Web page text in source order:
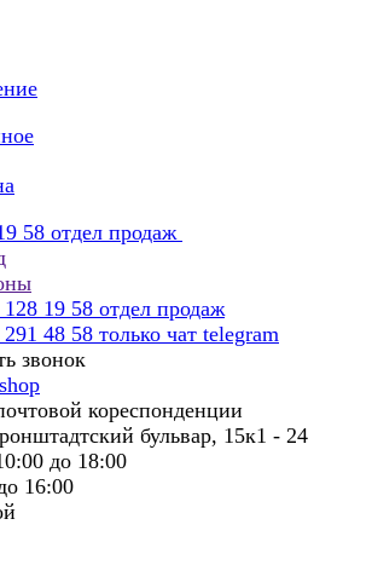
58 отдел продаж
19 58 отдел продаж
48 58 только чат telegram
звонок
кореспонденции
бульвар, 15к1 - 24
до 18:00
16:00